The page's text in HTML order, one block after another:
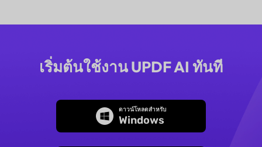
เริ่มต้นใช้งาน UPDF AI ทันที
ดาวน์โหลดสำหรับ
Windows